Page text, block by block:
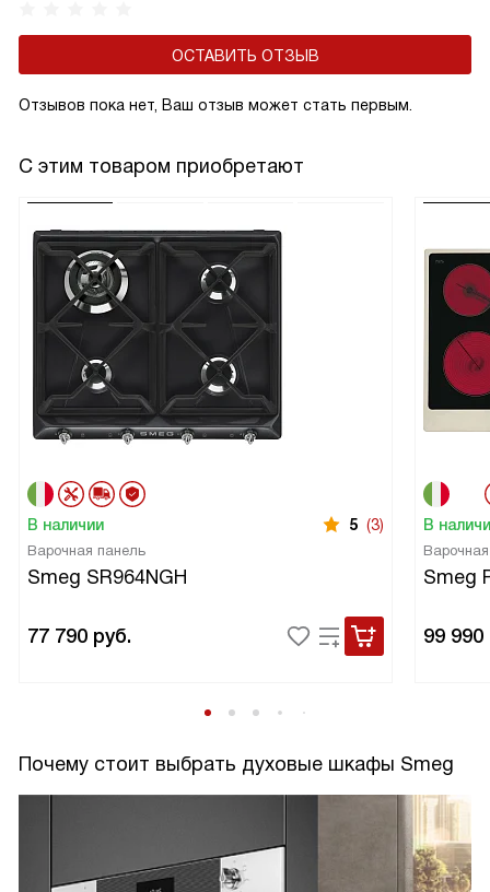
ОСТАВИТЬ ОТЗЫВ
Отзывов пока нет, Ваш отзыв может стать первым.
С этим товаром приобретают
В наличии 5 (3)
Варочная панель
Smeg SR964NGH
77 790 руб.
В
Smeg
99 990
Почему стоит выбрать духовые шкафы Smeg